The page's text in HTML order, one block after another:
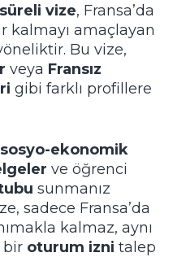
vize, Fransa’da
kalmayı amaçlayan
Bu vize,
veya Fransız
gibi farklı profillere
sosyo-ekonomik
ve öğrenci
sunmanız
sadece Fransa’da
kalmaz, aynı
bir oturum izni talep